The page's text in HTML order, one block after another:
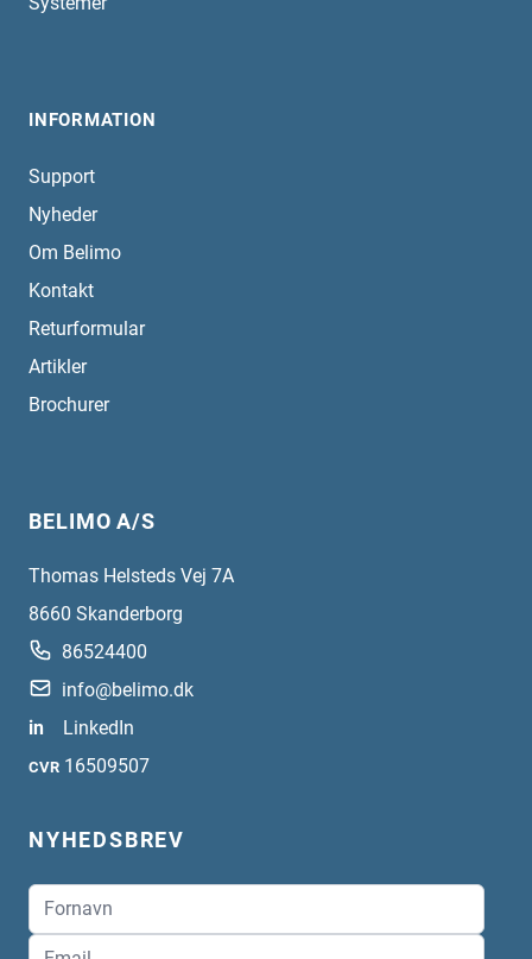
INFORMATION
Support
Nyheder
Om Belimo
Kontakt
Returformular
Artikler
Brochurer
BELIMO A/S
Thomas Helsteds Vej 7A
8660 Skanderborg
86524400
info@belimo.dk
in
LinkedIn
CVR 16509507
NYHEDSBREV